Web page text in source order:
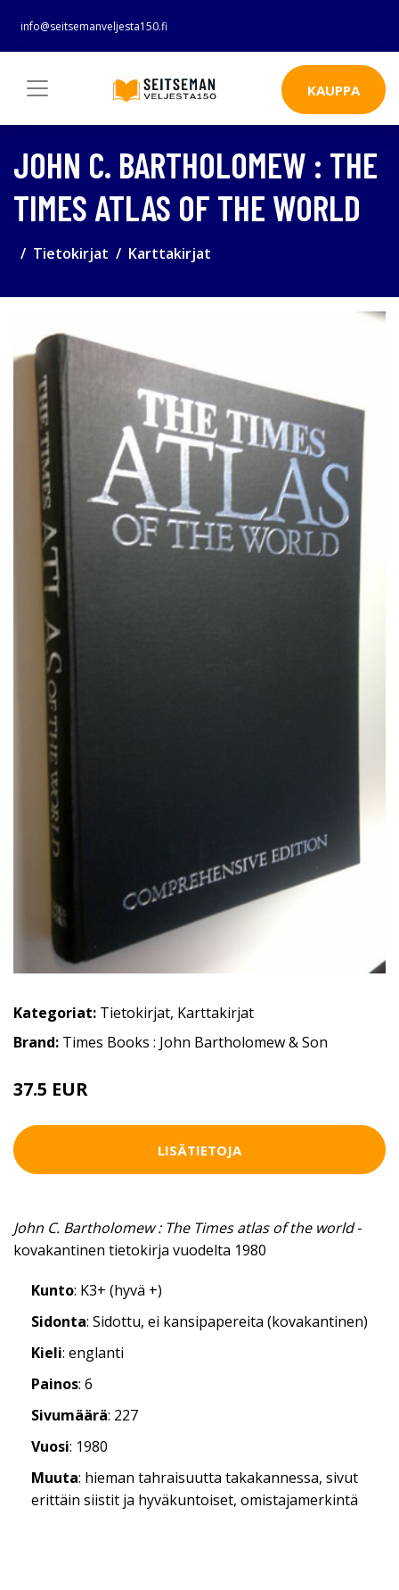
info@seitsemanveljesta150.fi
KAUPPA
JOHN C. BARTHOLOMEW : THE
TIMES ATLAS OF THE WORLD
Tietokirjat Karttakirjat
Kategoriat: Tietokirjat, Karttakirjat
Brand: Times Books : John Bartholomew & Son
37.5 EUR
LISÄTIETOJA
John C. Bartholomew : The Times atlas of the world-
kovakantinen tietokirja vuodelta 1980
Kunto: K3+ (hyvä +)
Sidonta: Sidottu, ei kansipapereita (kovakantinen)
Kieli: englanti
Painos: 6
Sivumäärä: 227
Vuosi: 1980
Muuta: hieman tahraisuutta takakannessa, sivut
erittäin siistit ja hyväkuntoiset, omistajamerkintä